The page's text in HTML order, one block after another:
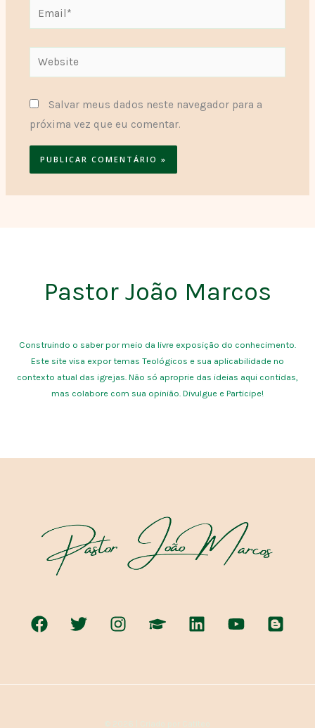
Email*
Website
Salvar meus dados neste navegador para a
próxima vez que eu comentar.
Pastor João Marcos
Construindo o saber por meio da livre exposição do conhecimento.
Este site visa expor temas Teológicos e sua aplicabilidade no
contexto atual das igrejas. Não só aproprie das ideias aqui contidas,
mas colabore com sua opinião. Divulgue e Participe!